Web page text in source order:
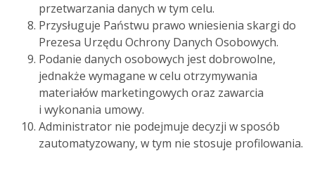
przetwarzania danych w tym celu.
Przysługuje Państwu prawo wniesienia skargi do
Prezesa Urzędu Ochrony Danych Osobowych.
Podanie danych osobowych jest dobrowolne,
jednakże wymagane w celu otrzymywania
materiałów marketingowych oraz zawarcia
i wykonania umowy.
Administrator nie podejmuje decyzji w sposób
zautomatyzowany, w tym nie stosuje profilowania.